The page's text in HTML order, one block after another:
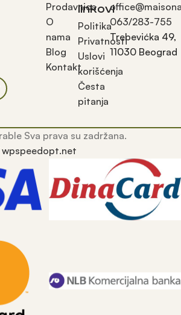
Prodavnica
O
nama
Blog
Kontakt
linkovi
Politika
Privatnosti
Uslovi
korišćenja
Česta
pitanja
063/283-755
Trebevićka 49,
11030 Beograd
Sva prava su zadržana.
wpspeedopt.net